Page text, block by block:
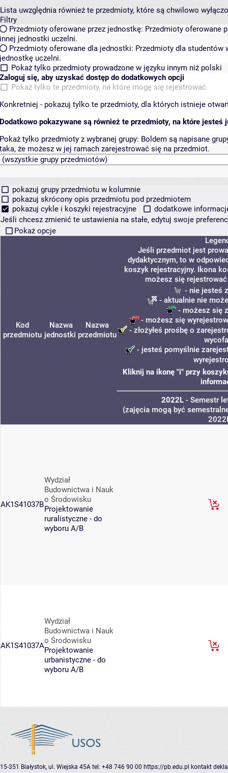
Lista uwzględnia również te przedmioty, które są chwilowo
Filtry
Przedmioty oferowane przez jednostkę: Przedmioty oferowane
innej jednostki uczelni.
Przedmioty oferowane dla jednostki: Przedmioty dla studentów
jednostkę uczelni.
Pokaż tylko przedmioty prowadzone w języku innym niż polski
Zaloguj się, aby uzyskać dostęp do dodatkowych opcji
Pokaż tylko te przedmioty, na które mogę się rejestrować
Konkretniej - pokazuj tylko te przedmioty, dla których istnieje
Dodatkowo pokazywane są również te przedmioty, na które jesteś
Pokaż tylko przedmioty z wybranej grupy: Boldem są napisane
taka, że możesz w jej ramach zarejestrować się na przedmiot.
pokazuj grupy przedmiotu w kolumnie
pokazuj skrócony opis przedmiotu pod przedmiotem
pokazuj cykle i koszyki rejestracyjne
dodatkowe
Jeśli chcesz zmienić te ustawienia na stałe, edytuj swoje
Pokaż opcje
Kod
przedmiotu
Nazwa
jednostki
Nazwa
przedmiotu
Jeśli przedmiot jest
dydaktycznym, to w
koszyk rejestracyjny. Ikona
możesz się
- nie jesteś
- aktualnie nie
- możesz się
- możesz się
- złożyłeś prośbę o
- jesteś pomyślnie
Kliknij na ikonę "i" przy
2022L - Semestr
(zajęcia mogą być
AK1S41037B
Wydział
Budownictwa i Nauk
o Środowisku
Projektowanie
ruralistyczne - do
wyboru A/B
AK1S41037A
Wydział
Budownictwa i Nauk
o Środowisku
Projektowanie
urbanistyczne - do
wyboru A/B
15-351 Białystok, ul. Wiejska 45A tel: +48 746 90 00 https://pb.edu.pl kontakt